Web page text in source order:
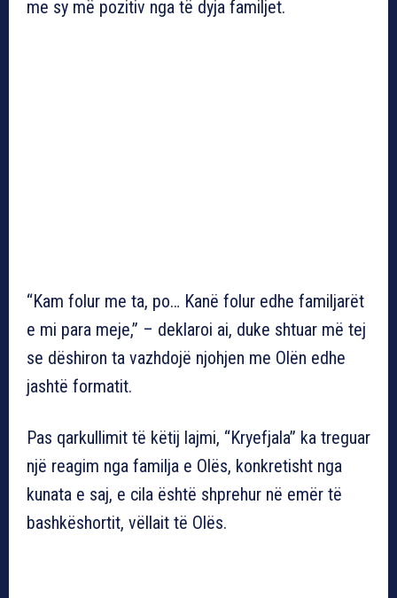
me sy më pozitiv nga të dyja familjet.
“Kam folur me ta, po… Kanë folur edhe familjarët
e mi para meje,” – deklaroi ai, duke shtuar më tej
se dëshiron ta vazhdojë njohjen me Olën edhe
jashtë formatit.
Pas qarkullimit të këtij lajmi, “Kryefjala” ka treguar
një reagim nga familja e Olës, konkretisht nga
kunata e saj, e cila është shprehur në emër të
bashkëshortit, vëllait të Olës.